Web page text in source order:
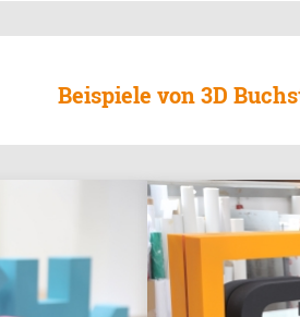
Beispiele von 3D